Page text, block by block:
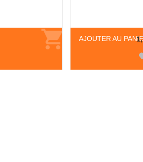
AJOUTER AU